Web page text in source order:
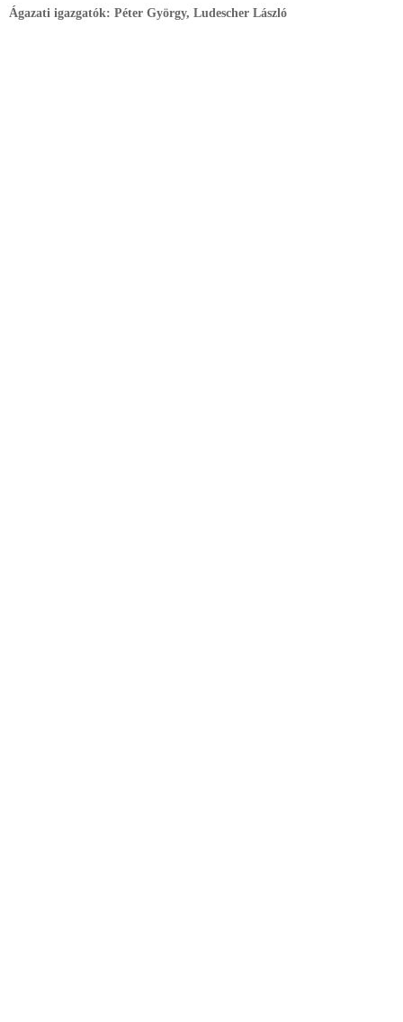
Ágazati igazgatók: Péter György, Ludescher László